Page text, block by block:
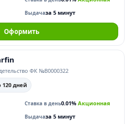
Выдачаза 5 минут
Оформить
ФК №В0000322
120 дней
Ставка в день0.01% Акционная
Выдачаза 5 минут